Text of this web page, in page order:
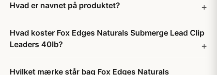
Hvad er navnet på produktet?
Hvad koster Fox Edges Naturals Submerge Lead Clip
Leaders 40lb?
Hvilket mærke står bag Fox Edges Naturals